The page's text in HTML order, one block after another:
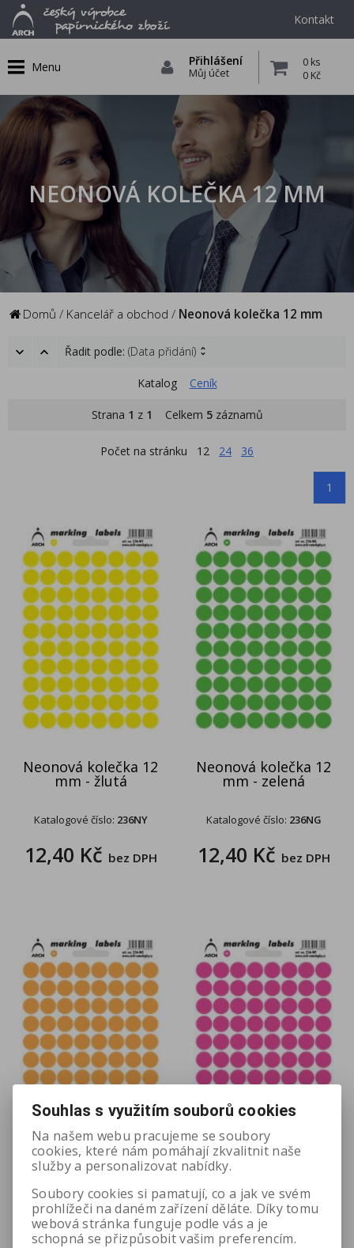
Kontakt
Menu Přihlášení
Můj účet
0 ks
0 Kč
NEONOVÁ KOLEČKA 12 MM
Domů / Kancelář a obchod / Neonová kolečka 12 mm
Řadit podle: (Data přidání)
Katalog Ceník
Strana 1 z 1 Celkem 5záznamů
Počet na stránku 12 24 36
1
Neonová kolečka 12
mm - žlutá
Katalogové číslo: 236NY
12,40 Kč bez DPH
Neonová kolečka 12
mm - zelená
Katalogové číslo: 236NG
12,40 Kč bez DPH
Neonová kolečka 12
mm - oranžová
Katalogové číslo:236NO
Neonová kolečka 12
mm - růžová
Katalogové číslo:
Souhlas s využitím souborů cookies
Na našem webu pracujeme se soubory
cookies, které nám pomáhají zkvalitnit naše
služby a personalizovat nabídky.
Soubory cookies si pamatují, co a jak ve svém
prohlížeči na daném zařízení děláte. Díky tomu
webová stránka funguje podle vás a je
schopná se přizpůsobit vašim preferencím.